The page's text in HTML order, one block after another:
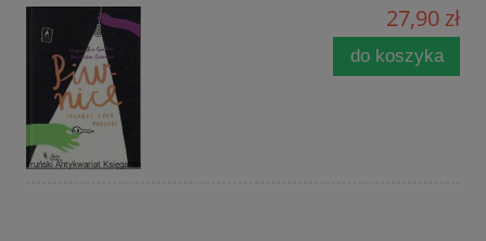
27,90 zł
do koszyka